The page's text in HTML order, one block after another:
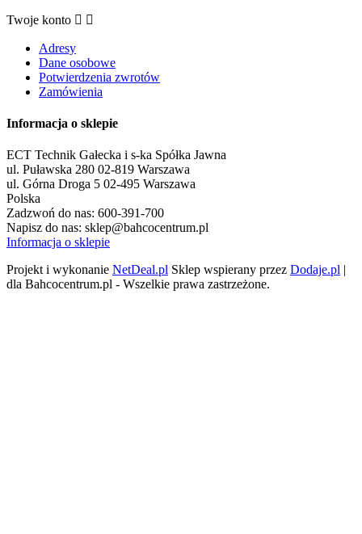
Twoje konto  
Adresy
Dane osobowe
Potwierdzenia zwrotów
Zamówienia
Informacja o sklepie
ECT Technik Gałecka i s-ka Spółka Jawna
ul. Puławska 280 02-819 Warszawa
ul. Górna Droga 5 02-495 Warszawa
Polska
Zadzwoń do nas: 600-391-700
Napisz do nas: sklep@bahcocentrum.pl
Informacja o sklepie
Projekt i wykonanie NetDeal.pl Sklep wspierany przez Dodaje.pl |
dla Bahcocentrum.pl - Wszelkie prawa zastrzeżone.